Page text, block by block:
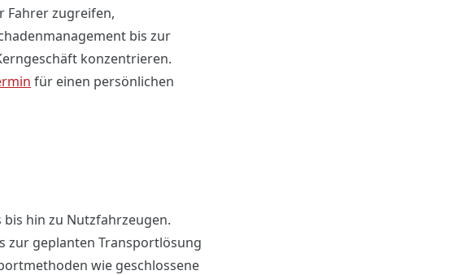
Fahrer zugreifen,
bis zur
konzentrieren.
für einen persönlichen
hin zu Nutzfahrzeugen.
zur geplanten Transportlösung
wie geschlossene